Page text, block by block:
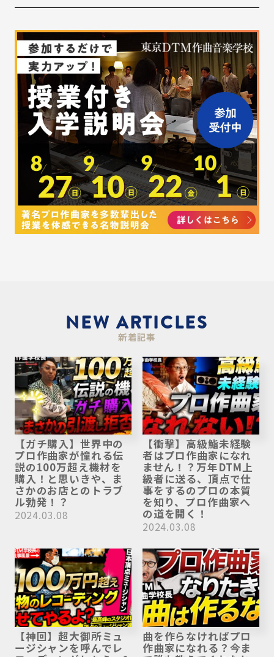
NEW ARTICLES
新着記事
【ガチ購入】世界中の
プロ作曲家が憧れる伝
説の100万超え機材を
購入！と思いきや、ま
さかのお店とのトラブ
ル勃発！？
2024.03.08
【衝撃】高級鮨未経験
者はプロ作曲家になれ
ません！？万年DTM上
級者に送る、頂点で仕
事をするのプロの本質
を知り、プロ作曲家へ
の道を開く！
2024.03.08
【神回】超大御所ミュ
ージシャンを呼んでレ
曲を作らなければプロ
作曲家になれる？今ま